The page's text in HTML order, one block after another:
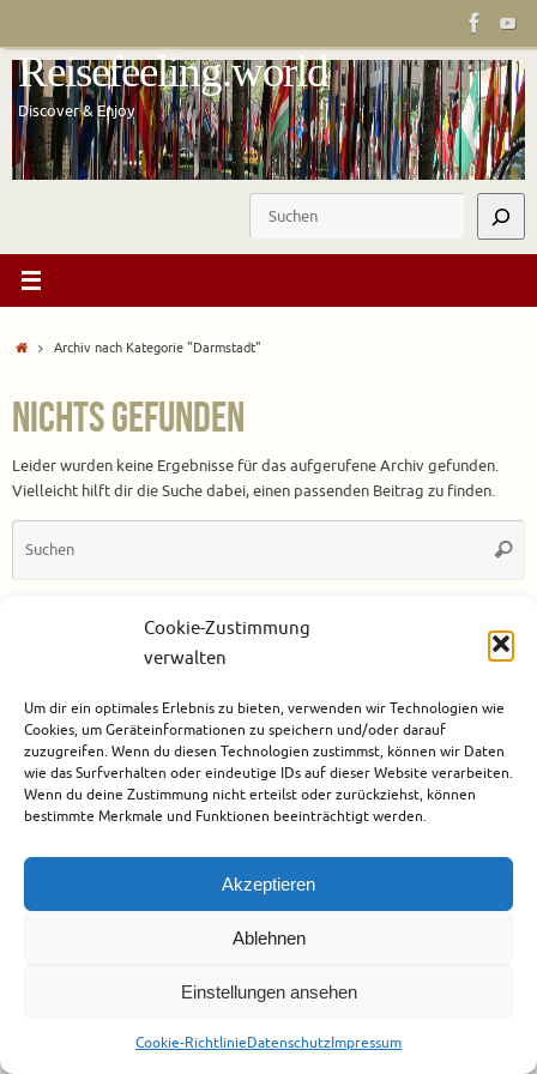
Cookie-Zustimmung
verwalten
Um dir ein optimales Erlebnis zu bieten, verwenden wir Technologien wie
Cookies, um Geräteinformationen zu speichern und/oder darauf
zuzugreifen. Wenn du diesen Technologien zustimmst, können wir Daten
wie das Surfverhalten oder eindeutige IDs auf dieser Website verarbeiten.
Wenn du deine Zustimmung nicht erteilst oder zurückziehst, können
bestimmte Merkmale und Funktionen beeinträchtigt werden.
Akzeptieren
Ablehnen
Einstellungen ansehen
Cookie-RichtlinieDatenschutzImpressum
springen
Reisefeeling.world
Discover & Enjoy
StartArchiv nach Kategorie "Darmstadt"
Nichts gefunden
Leider wurden keine Ergebnisse für das aufgerufene Archiv gefunden.
Vielleicht hilft dir die Suche dabei, einen passenden Beitrag zu finden.
Urheberrecht Datenschutz Impressum
Cookie-Richtlinie (EU)
Präsentiert vonTempera&WordPress.